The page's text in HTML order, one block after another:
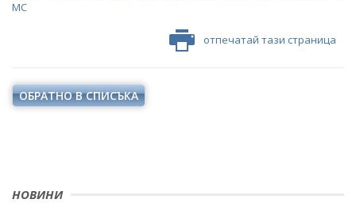
НОВИНИ
МС
отпечатай тази страница
ОБРАТНО В СПИСЪКА